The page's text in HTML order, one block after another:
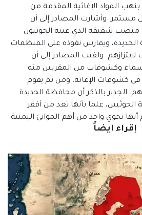
بنهب المواد الإغاثية المقدمة من
مستمر. وأشارت المصادر إلى أن
منصب شقيقه الذي عينه الحوثيون
ويمارس نفوذه على المنظمات
ولفتت المصادر إلى أن
وكشوفات من المقربين منه
في كشوفات الإغاثة، ومن ثم يقوم
الجدير بالذكر أن محافظة الحديدة
علما بأنها تعد من أفقر
تحوي واحد من أهم الموانئ اليمنية.
إقراء ايضاً